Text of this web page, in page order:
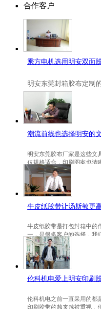
合作客户
乘方电机选用明安双面
明安东莞封箱胶布定制
是可以定做的，不仅如
做的。
潮流前线也选择明安的
明安东莞胶布厂家是这些文
仅规格适合，印刷图案也清
有3年的稳定合作关系。
牛皮纸胶带让汤斯敦更
牛皮纸胶带是打包封箱中的
一，是很多客户的选择，我
包装的牛皮纸胶带就是汤斯
伦科机电爱上明安印刷
伦科机电之前一直采用的都
印刷胶带的越来越被重视，